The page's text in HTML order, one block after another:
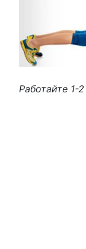
Работайте 1-